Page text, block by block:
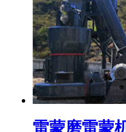
雷蒙磨雷蒙